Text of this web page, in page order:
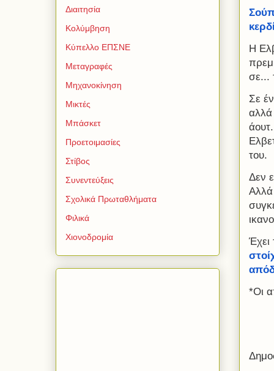
Η
σε...
Σε
αλλά
του.
Δεν
Αλλά
Έχει
*Οι
Διαιτησία
Κολύμβηση
Κύπελλο ΕΠΣΝΕ
Μεταγραφές
Μηχανοκίνηση
Μικτές
Μπάσκετ
Προετοιμασίες
Στίβος
Συνεντεύξεις
Σχολικά Πρωταθλήματα
Φιλικά
Χιονοδρομία